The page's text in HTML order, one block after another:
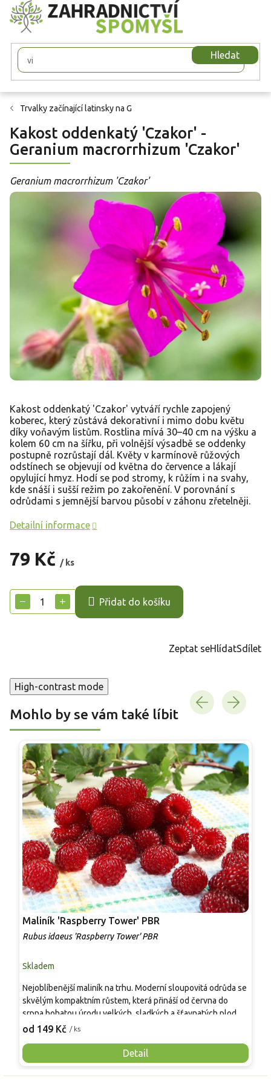
Přejít
na
obsah
Hledat
Trvalky začínající latinsky na G
Kakost oddenkatý 'Czakor' -
Geranium macrorrhizum 'Czakor'
Geranium macrorrhizum 'Czakor'
79 Kč / ks
cena:
+
− Přidat do košíku
Kakost oddenkatý 'Czakor' vytváří rychle zapojený
koberec, který zůstává dekorativní i mimo dobu květu
díky voňavým listům. Rostlina mívá 30–40 cm na výšku a
kolem 60 cm na šířku, při volnější výsadbě se oddenky
postupně rozrůstají dál. Květy v karmínově růžových
odstínech se objevují od května do července a lákají
opylující hmyz. Hodí se pod stromy, k růžím i na svahy,
kde snáší i sušší režim po zakořenění. V porovnání s
odrůdami s jemnější barvou působí v záhonu zřetelněji.
Detailní informace
Zeptat seHlídatSdílet
High-contrast mode
Mohlo by se vám také líbit
Maliník 'Raspberry Tower' PBR
Rubus idaeus 'Raspberry Tower' PBR
Skladem
od 149 Kč / ks
Detail
Nejoblíbenější maliník na trhu. Moderní sloupovitá odrůda se
skvělým kompaktním růstem, která přináší od června do
srpna bohatou úrodu velkých, sladkých a šťavnatých plodů.
Pevné vzpřímené výhony tvoří elegantní habitus bez
Mrazuvzdornost do −25 °C a spolehlivá vitalita z něj dělají
skvělou volbu pro každého pěstitele.